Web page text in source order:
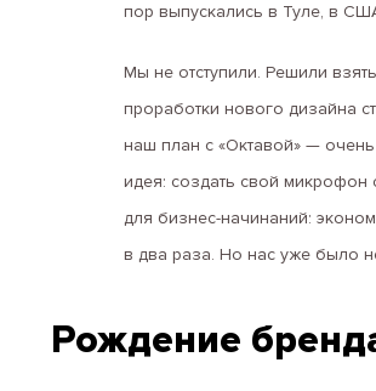
пор выпускались в Туле, в
Мы не отступили. Решили
проработки нового дизайна
наш план с «Октавой» — очень
идея: создать свой
для бизнес-начинаний:
в два раза. Но нас уже было
Рождение